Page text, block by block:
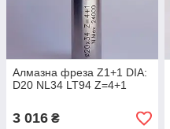
Алмазна фреза Z1+1 DIA:
D20 NL34 LT94 Z=4+1
3 016 ₴